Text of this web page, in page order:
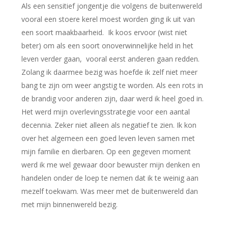
Als een sensitief jongentje die volgens de buitenwereld
vooral een stoere kerel moest worden ging ik uit van
een soort maakbaarheid. Ik koos ervoor (wist niet
beter) om als een soort onoverwinnelijke held in het
leven verder gaan, vooral eerst anderen gaan redden.
Zolang ik daarmee bezig was hoefde ik zelf niet meer
bang te zijn om weer angstig te worden. Als een rots in
de brandig voor anderen zijn, daar werd ik heel goed in.
Het werd mijn overlevingsstrategie voor een aantal
decennia. Zeker niet alleen als negatief te zien. Ik kon
over het algemeen een goed leven leven samen met
mijn familie en dierbaren. Op een gegeven moment
werd ik me wel gewaar door bewuster mijn denken en
handelen onder de loep te nemen dat ik te weinig aan
mezelf toekwam. Was meer met de buitenwereld dan
met mijn binnenwereld bezig.